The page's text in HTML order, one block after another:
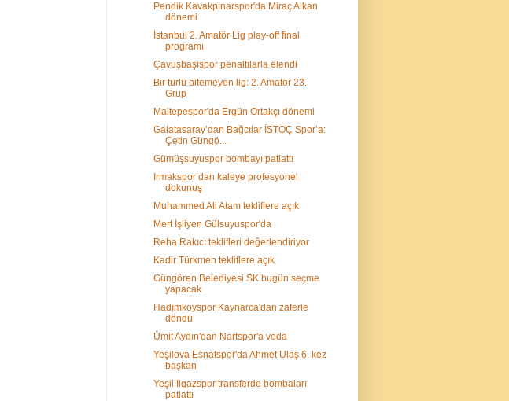
Pendik Kavakpınarspor'da Miraç Alkan
dönemi
İstanbul 2. Amatör Lig play-off final
programı
Çavuşbaşıspor penaltılarla elendi
Bir türlü bitemeyen lig: 2. Amatör 23.
Grup
Maltepespor'da Ergün Ortakçı dönemi
Galatasaray’dan Bağcılar İSTOÇ Spor’a:
Çetin Güngö...
Gümüşsuyuspor bombayı patlattı
Irmakspor’dan kaleye profesyonel
dokunuş
Muhammed Ali Atam tekliflere açık
Mert İşliyen Gülsuyuspor'da
Reha Rakıcı teklifleri değerlendiriyor
Kadir Türkmen tekliflere açık
Güngören Belediyesi SK bugün seçme
yapacak
Hadımköyspor Kaynarca'dan zaferle
döndü
Ümit Aydın'dan Nartspor'a veda
Yeşilova Esnafspor'da Ahmet Ulaş 6. kez
başkan
Yeşil Ilgazspor transferde bombaları
patlattı